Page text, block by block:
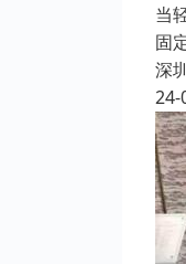
当
固
深
24-